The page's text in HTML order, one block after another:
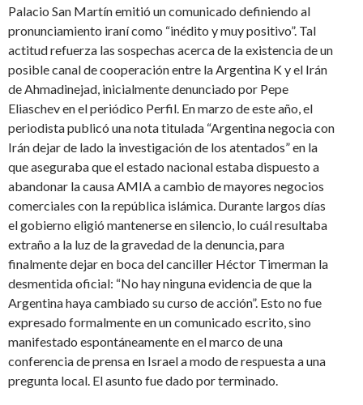
Palacio San Martín emitió un comunicado definiendo al
pronunciamiento iraní como “inédito y muy positivo”. Tal
actitud refuerza las sospechas acerca de la existencia de un
posible canal de cooperación entre la Argentina K y el Irán
de Ahmadinejad, inicialmente denunciado por Pepe
Eliaschev en el periódico Perfil. En marzo de este año, el
periodista publicó una nota titulada “Argentina negocia con
Irán dejar de lado la investigación de los atentados” en la
que aseguraba que el estado nacional estaba dispuesto a
abandonar la causa AMIA a cambio de mayores negocios
comerciales con la república islámica. Durante largos días
el gobierno eligió mantenerse en silencio, lo cuál resultaba
extraño a la luz de la gravedad de la denuncia, para
finalmente dejar en boca del canciller Héctor Timerman la
desmentida oficial: “No hay ninguna evidencia de que la
Argentina haya cambiado su curso de acción”. Esto no fue
expresado formalmente en un comunicado escrito, sino
manifestado espontáneamente en el marco de una
conferencia de prensa en Israel a modo de respuesta a una
pregunta local. El asunto fue dado por terminado.